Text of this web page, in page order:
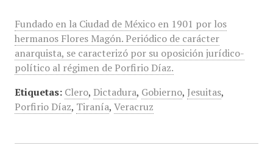
Fundado en la Ciudad de México en 1901 por los
hermanos Flores Magón. Periódico de carácter
anarquista, se caracterizó por su oposición jurídico-
político al régimen de Porfirio Díaz.
Etiquetas: Clero, Dictadura, Gobierno, Jesuitas,
Porfirio Díaz, Tiranía, Veracruz